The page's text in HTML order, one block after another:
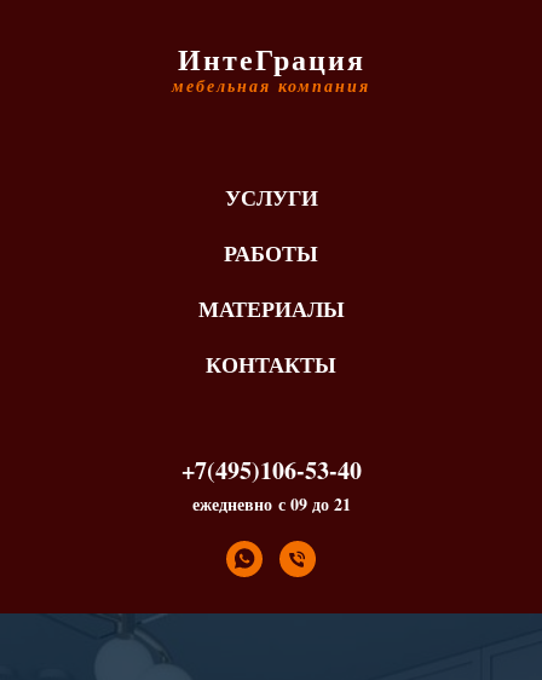
ИнтеГрация
мебельная компания
УСЛУГИ
РАБОТЫ
МАТЕРИАЛЫ
КОНТАКТЫ
+7(495)106-53-40
ежедневно с 09 до 21